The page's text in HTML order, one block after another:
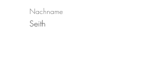
Nachname
Seith